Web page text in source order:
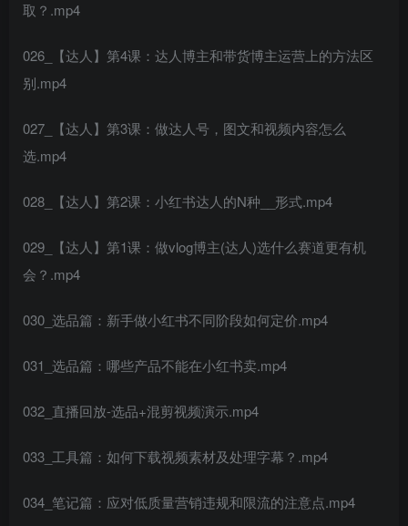
取？.mp4
026_【达人】第4课：达人博主和带货博主运营上的方法区
别.mp4
027_【达人】第3课：做达人号，图文和视频内容怎么
选.mp4
028_【达人】第2课：小红书达人的N种__形式.mp4
029_【达人】第1课：做vlog博主(达人)选什么赛道更有机
会？.mp4
030_选品篇：新手做小红书不同阶段如何定价.mp4
031_选品篇：哪些产品不能在小红书卖.mp4
032_直播回放-选品+混剪视频演示.mp4
033_工具篇：如何下载视频素材及处理字幕？.mp4
034_笔记篇：应对低质量营销违规和限流的注意点.mp4